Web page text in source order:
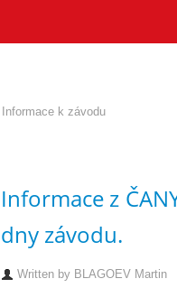
Informace k závodu
Informace z
dny závodu.
Written by BLAGOEV Martin